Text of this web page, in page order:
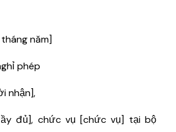
năm]
phép
nhận],
đủ], chức vụ [chức vụ] tại bộ